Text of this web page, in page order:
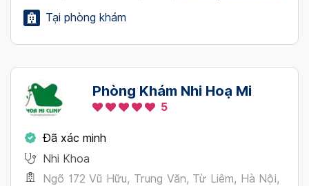
Tại phòng khám
Phòng Khám Nhi Hoạ Mi
5
Đã xác minh
Nhi Khoa
Ngõ 172 Vũ Hữu, Trung Văn, Từ Liêm, Hà Nội,